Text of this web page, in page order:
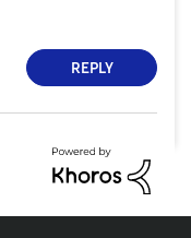
REPLY